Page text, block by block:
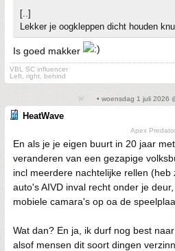
[..]
Lekker je oogkleppen dicht houden
Is goed makker
VBL SC influencer
Left, right, behind
• woensdag 1 juli 2026
HeatWave
Apex
En als je je eigen buurt in 20 jaar
veranderen van een gezapige
incl meerdere nachtelijke rellen (heb
auto's AIVD inval recht onder je
mobiele camara's op oa de
Wat dan? En ja, ik durf nog best
alsof mensen dit soort dingen